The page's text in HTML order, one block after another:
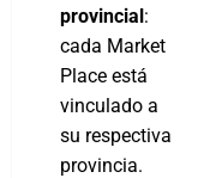
provincial:
cada Market
Place está
vinculado a
su respectiva
provincia.